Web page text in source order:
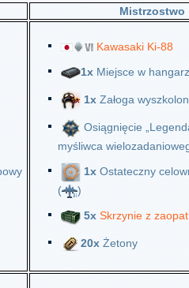
Mistrzostwo
Kawasaki Ki-88
1x Miejsce w
1x Załoga
Osiągnięcie
myśliwca
1x Ostateczny
(
)
5x Skrzynie z
20x Żetony